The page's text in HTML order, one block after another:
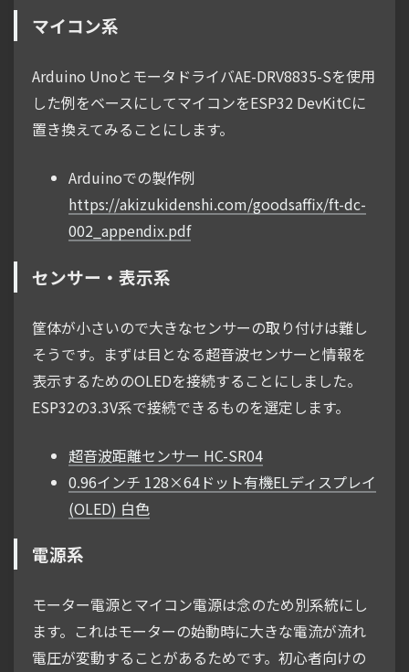
マイコン系
Arduino UnoとモータドライバAE-DRV8835-Sを使用
した例をベースにしてマイコンをESP32 DevKitCに
置き換えてみることにします。
Arduinoでの製作例
https://akizukidenshi.com/goodsaffix/ft-dc-
002_appendix.pdf
センサー・表示系
筐体が小さいので大きなセンサーの取り付けは難し
そうです。まずは目となる超音波センサーと情報を
表示するためのOLEDを接続することにしました。
ESP32の3.3V系で接続できるものを選定します。
超音波距離センサー HC-SR04
0.96インチ 128×64ドット有機ELディスプレイ
(OLED) 白色
電源系
モーター電源とマイコン電源は念のため別系統にし
ます。これはモーターの始動時に大きな電流が流れ
電圧が変動することがあるためです。初心者向けの